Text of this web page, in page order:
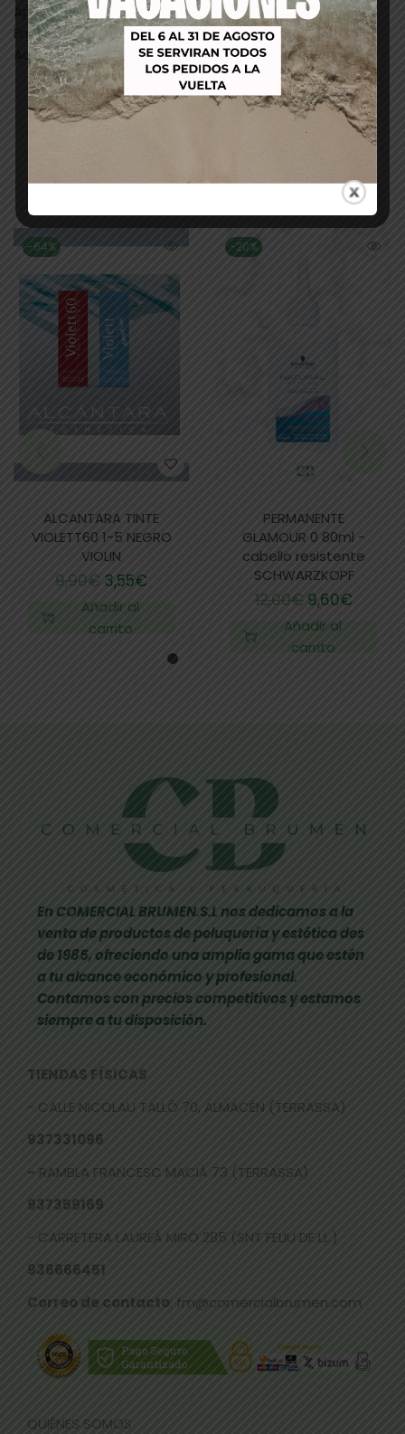
Aplicar en cabello mojado.
Emulsionar.
Aclarar.
Productos relacionados
-64%
ALCANTARA TINTE
VIOLETT60 1-5 NEGRO
VIOLIN
9,90€ 3,55€
Añadir al
carrito
-20%
PERMANENTE
GLAMOUR 0 80ml -
cabello resistente
SCHWARZKOPF
12,00€ 9,60€
Añadir al
carrito
En COMERCIAL BRUMEN.S.L nos dedicamos a la
venta de productos de peluquería y estética des
de 1985, ofreciendo una amplia gama que estén
a tu alcance económico y profesional.
Contamos con precios competitivos y estamos
siempre a tu disposición.
TIENDAS FÍSICAS
- CALLE NICOLAU TALLÓ 70, ALMACÉN (TERRASSA)
937331096
- RAMBLA FRANCESC MACIÀ 73 (TERRASSA)
937359169
- CARRETERA LAUREÀ MIRÓ 285 (SNT FELIU DE LL.)
936666451
Correo de contacto: fm@comercialbrumen.com
QUIÉNES SOMOS